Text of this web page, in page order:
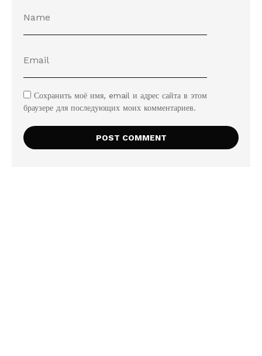
Сохранить моё имя, email и адрес сайта в этом
браузере для последующих моих комментариев.